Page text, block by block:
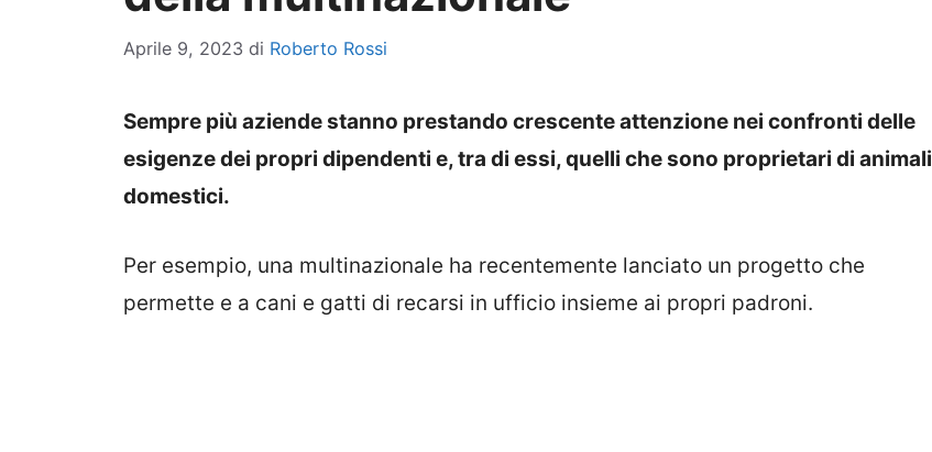
Aprile 9, 2023 di Roberto Rossi
Sempre più aziende stanno prestando crescente attenzione nei confronti delle
esigenze dei propri dipendenti e, tra di essi, quelli che sono proprietari di animali
domestici.
Per esempio, una multinazionale ha recentemente lanciato un progetto che
permette e a cani e gatti di recarsi in ufficio insieme ai propri padroni.